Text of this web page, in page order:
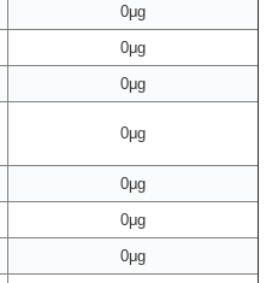
0μg
0μg
0μg
0μg
0μg
0μg
0μg